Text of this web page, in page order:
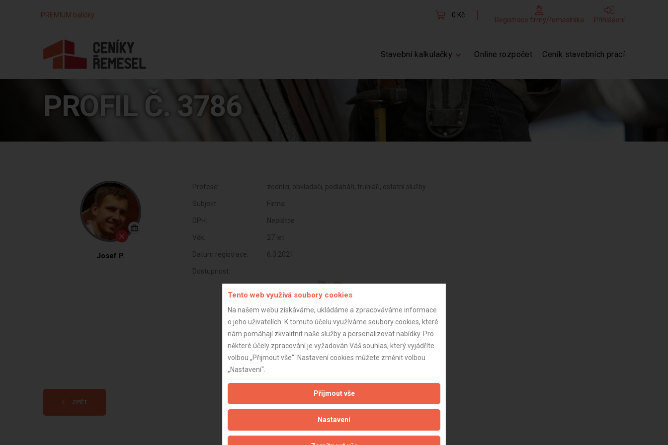
PREMIUM balíčky 0 Kč
Registrace firmy/řemeslníka Přihlášení
Stavební kalkulačky Online rozpočet Ceník stavebních prací
PROFIL Č. 3786
Josef P.
Profese: zedníci, obkladači, podlaháři, truhláři, ostatní služby
Subjekt: Firma
DPH: Neplátce
Věk: 27 let
Datum registrace: 6.3.2021
Dostupnost:
ZPĚT
Tento web využívá soubory cookies
Na našem webu získáváme, ukládáme a zpracováváme informace
o jeho uživatelích. K tomuto účelu využíváme soubory cookies, které
nám pomáhají zkvalitnit naše služby a personalizovat nabídky. Pro
některé účely zpracování je vyžadován Váš souhlas, který vyjádříte
volbou „Přijmout vše“. Nastavení cookies můžete změnit volbou
„Nastavení“.
Přijmout vše
Nastavení